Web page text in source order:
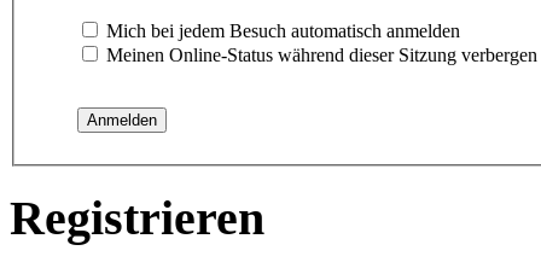
Mich bei jedem Besuch automatisch anmelden
Meinen Online-Status während dieser Sitzung verbergen
Registrieren